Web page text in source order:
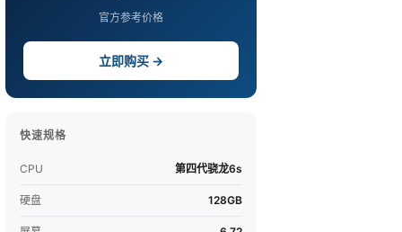
官方参考价格
立即购买 →
快速规格
CPU 第四代骁龙6s
硬盘 128GB